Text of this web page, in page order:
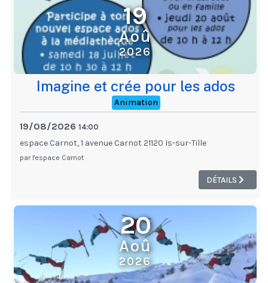
19
Aoû
2026
Imagine et crée pour les ados
Animation
19/08/2026 14:00
espace Carnot, 1 avenue Carnot 21120 Is-sur-Tille
par l'espace Carnot
DÉTAILS
20
Aoû
2026